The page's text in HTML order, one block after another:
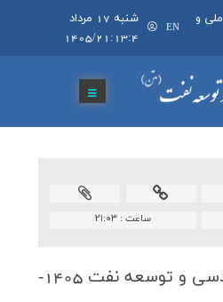
و
EN
شنبه 17 مرداد
1405/21:13:4
ساعت :۲۱:۰۳
كتابچه شركت مهندسی و توسعه نفت 1405-